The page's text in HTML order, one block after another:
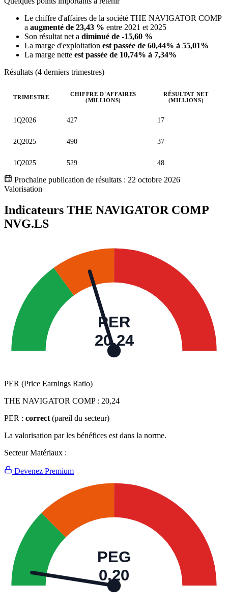
Le chiffre d'affaires de la société THE NAVIGATOR COMP
a augmenté de 23,43 % entre 2021 et 2025
Son résultat net a diminué de -15,60 %
La marge d'exploitation est passée de 60,44% à 55,01%
La marge nette est passée de 10,74% à 7,34%
Résultats (4 derniers trimestres)
TRIMESTRE
CHIFFRE D'AFFAIRES
(MILLIONS)
RÉSULTAT NET
(MILLIONS)
1Q2026 427 17
2Q2025 490 37
1Q2025 529 48
Prochaine publication de résultats : 22 octobre 2026
Valorisation
Indicateurs THE NAVIGATOR COMP
NVG.LS
PER
20,24
PER (Price Earnings Ratio)
THE NAVIGATOR COMP : 20,24
PER : correct (pareil du secteur)
La valorisation par les bénéfices est dans la norme.
Secteur Matériaux :
Devenez Premium
PEG
0,20